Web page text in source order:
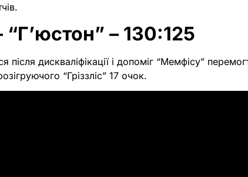
– 130:125
дискваліфікації і допоміг “Мемфісу”
“Гріззліс” 17 очок.